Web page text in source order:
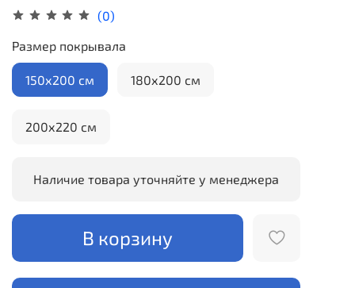
(0)
Наличие товара уточняйте у менеджера
В корзину
Размер покрывала
150х200 см 180х200 см
200х220 см